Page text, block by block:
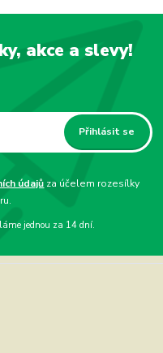
akce a slevy!
Přihlásit se
údajů za účelem rozesílky
jednou za 14 dní.